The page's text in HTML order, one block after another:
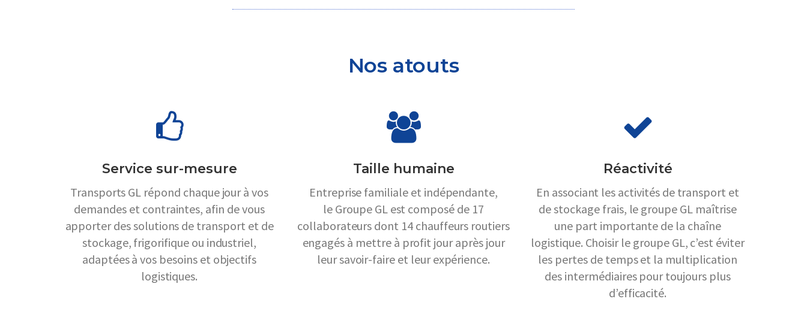
Nos atouts
Service sur-mesure
Transports GL répond chaque jour à vos
demandes et contraintes, afin de vous
apporter des solutions de transport et de
stockage, frigorifique ou industriel,
adaptées à vos besoins et objectifs
logistiques.
Taille humaine
Entreprise familiale et indépendante,
le Groupe GL est composé de 17
collaborateurs dont 14 chauffeurs routiers
engagés à mettre à profit jour après jour
leur savoir-faire et leur expérience.
Réactivité
En associant les activités de transport et
de stockage frais, le groupe GL maîtrise
une part importante de la chaîne
logistique. Choisir le groupe GL, c’est éviter
les pertes de temps et la multiplication
des intermédiaires pour toujours plus
d’efficacité.